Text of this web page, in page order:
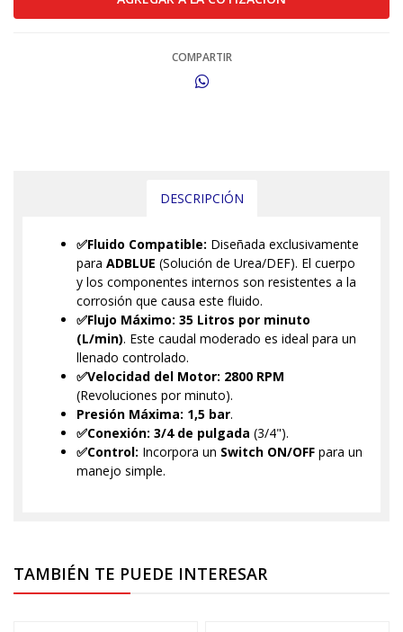
COMPARTIR
DESCRIPCIÓN
✅Fluido Compatible: Diseñada exclusivamente
para ADBLUE (Solución de Urea/DEF). El cuerpo
y los componentes internos son resistentes a la
corrosión que causa este fluido.
✅Flujo Máximo: 35 Litros por minuto
(L/min). Este caudal moderado es ideal para un
llenado controlado.
✅Velocidad del Motor: 2800 RPM
(Revoluciones por minuto).
Presión Máxima: 1,5 bar.
✅Conexión: 3/4 de pulgada (3/4").
✅Control: Incorpora un Switch ON/OFF para un
manejo simple.
TAMBIÉN TE PUEDE INTERESAR